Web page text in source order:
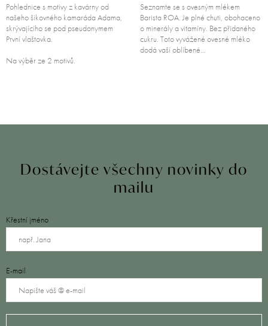
Pohlednice s motivy z kavárny od
našeho šikovného kamaráda Adama,
skrývajícího se pod pseudonymem
První vlaštovka.
Na výběr ze 2 motivů.
Seznamte se s ovesným mlékem
Barista ROA. Je plné chuti, obohaceno
o minerály a vitamíny. Bez přidaného
cukru. Toto vyvážené ovesné mléko
dodá vaší oblíbené…
Dostávejte všechny novinky do
mailu
Křestní jméno
E-mail